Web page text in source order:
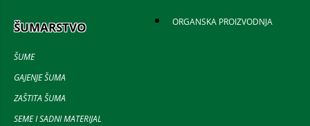
ŠUMARSTVO
ŠUME
GAJENJE ŠUMA
ZAŠTITA ŠUMA
SEME I SADNI MATERIJAL
ORGANSKA PROIZVODNJA